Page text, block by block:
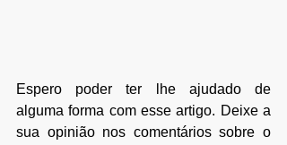
Espero poder ter lhe ajudado de
alguma forma com esse artigo. Deixe a
sua opinião nos comentários sobre o